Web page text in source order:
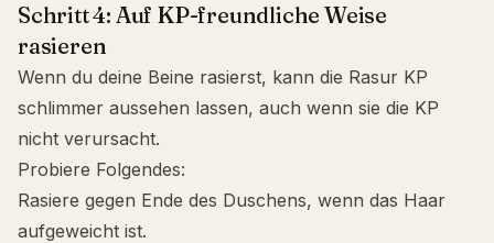
Schritt 4: Auf KP-freundliche Weise
rasieren
Wenn du deine Beine rasierst, kann die Rasur KP
schlimmer aussehen lassen, auch wenn sie die KP
nicht verursacht.
Probiere Folgendes:
Rasiere gegen Ende des Duschens, wenn das Haar
aufgeweicht ist.